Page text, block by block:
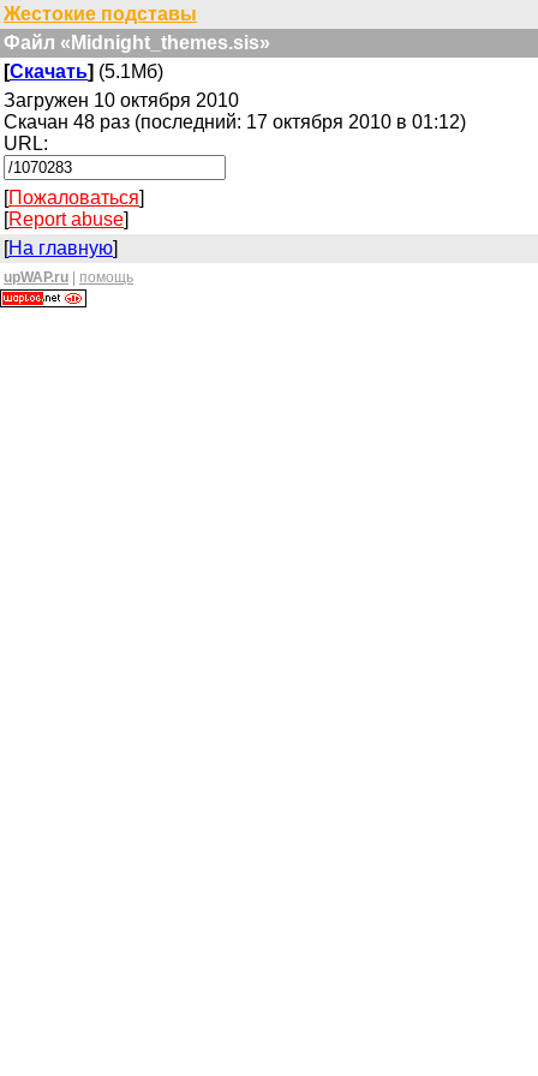
Жестокие подставы
Файл «Midnight_themes.sis»
[Скачать] (5.1Мб)
Загружен 10 октября 2010
Скачан 48 раз (последний: 17 октября 2010 в 01:12)
URL:
[Пожаловаться]
[Report abuse]
[На главную]
upWAP.ru помощь